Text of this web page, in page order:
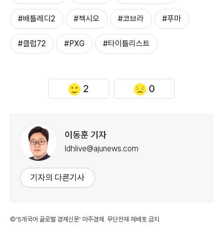
#배틀레디2 #젝시오 #코브라 #푸마
#클럽72 #PXG #타이틀리스트
2 0
이동훈 기자
ldhlive@ajunews.com
기자의 다른기사
©'5개국어 글로벌 경제신문' 아주경제. 무단전재·재배포 금지